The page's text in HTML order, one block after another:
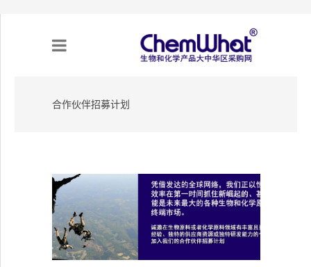
产品需求
专题采购
采购流程
合作伙伴招募计划